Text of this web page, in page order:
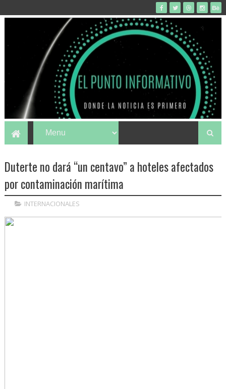
Duterte no dará “un centavo” a hoteles afectados
por contaminación marítima
INTERNACIONALES